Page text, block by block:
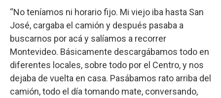
“No teníamos ni horario fijo. Mi viejo iba hasta San
José, cargaba el camión y después pasaba a
buscarnos por acá y salíamos a recorrer
Montevideo. Básicamente descargábamos todo en
diferentes locales, sobre todo por el Centro, y nos
dejaba de vuelta en casa. Pasábamos rato arriba del
camión, todo el día tomando mate, conversando,